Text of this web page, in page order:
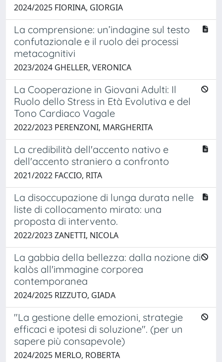
2024/2025 FIORINA, GIORGIA
La comprensione: un’indagine sul testo
confutazionale e il ruolo dei processi
metacognitivi
2023/2024 GHELLER, VERONICA
La Cooperazione in Giovani Adulti: Il
Ruolo dello Stress in Età Evolutiva e del
Tono Cardiaco Vagale
2022/2023 PERENZONI, MARGHERITA
La credibilità dell'accento nativo e
dell'accento straniero a confronto
2021/2022 FACCIO, RITA
La disoccupazione di lunga durata nelle
liste di collocamento mirato: una
proposta di intervento.
2022/2023 ZANETTI, NICOLA
La gabbia della bellezza: dalla nozione di
kalòs all'immagine corporea
contemporanea
2024/2025 RIZZUTO, GIADA
"La gestione delle emozioni, strategie
efficaci e ipotesi di soluzione". (per un
sapere più consapevole)
2024/2025 MERLO, ROBERTA